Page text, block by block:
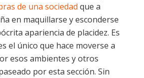
de una sociedad que a
en maquillarse y esconderse
apariencia de placidez. Es
el único que hace moverse a
esos ambientes y otros
por esta sección. Sin